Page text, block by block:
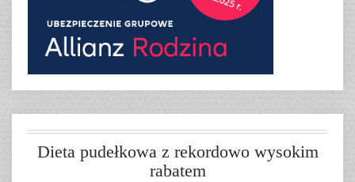
Dieta pudełkowa z rekordowo wysokim
rabatem